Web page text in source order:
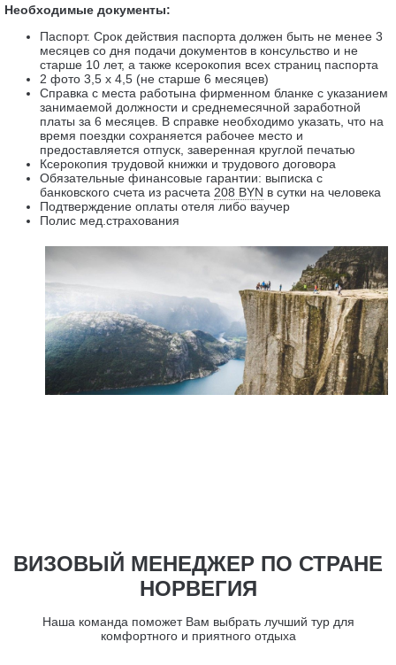
Необходимые документы:
Паспорт. Срок действия паспорта должен быть не менее 3
месяцев со дня подачи документов в консульство и не
старше 10 лет, а также ксерокопия всех страниц паспорта
2 фото 3,5 x 4,5 (не старше 6 месяцев)
Справка с места работына фирменном бланке с указанием
занимаемой должности и среднемесячной заработной
платы за 6 месяцев. В справке необходимо указать, что на
время поездки сохраняется рабочее место и
предоставляется отпуск, заверенная круглой печатью
Ксерокопия трудовой книжки и трудового договора
Обязательные финансовые гарантии: выписка с
банковского счета из расчета 208 BYN в сутки на человека
Подтверждение оплаты отеля либо ваучер
Полис мед.страхования
ВИЗОВЫЙ МЕНЕДЖЕР ПО СТРАНЕ
НОРВЕГИЯ
Наша команда поможет Вам выбрать лучший тур для
комфортного и приятного отдыха